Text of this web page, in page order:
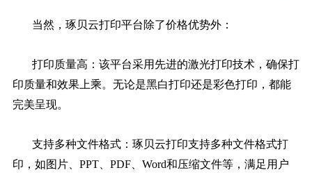
当然，琢贝云打印平台除了价格优势外：
打印质量高：该平台采用先进的激光打印技术，确保打
印质量和效果上乘。无论是黑白打印还是彩色打印，都能
完美呈现。
支持多种文件格式：琢贝云打印支持多种文件格式打
印，如图片、PPT、PDF、Word和压缩文件等，满足用户